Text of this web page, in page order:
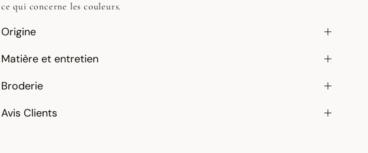
ce qui concerne les couleurs.
Origine
Matière et entretien
Broderie
Avis Clients